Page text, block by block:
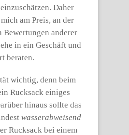
Daher
am Preis, an der
Bewertungen anderer
in ein Geschäft und
beraten.
wichtig, denn beim
Rucksack einiges
hinaus sollte das
wasserabweisend
Rucksack bei einem